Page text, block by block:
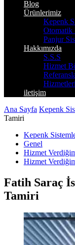
Blog
Ürünlerimiz
Kepenk
Otomatik
Panjur
Hakkımızda
S.S.S
Hizmet
iletişim
Ana Sayfa Kepenk
Tamiri
Kepenk
Genel
Hizmet
Hizmet
Fatih Saraç
Tamiri